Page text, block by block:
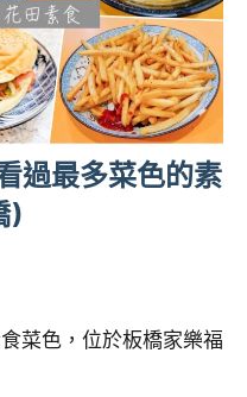
過最多菜色的素
)
菜色，位於板橋家樂福